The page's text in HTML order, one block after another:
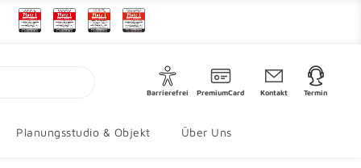
Barrierefrei PremiumCard Kontakt Termin
Planungsstudio & Objekt Über Uns